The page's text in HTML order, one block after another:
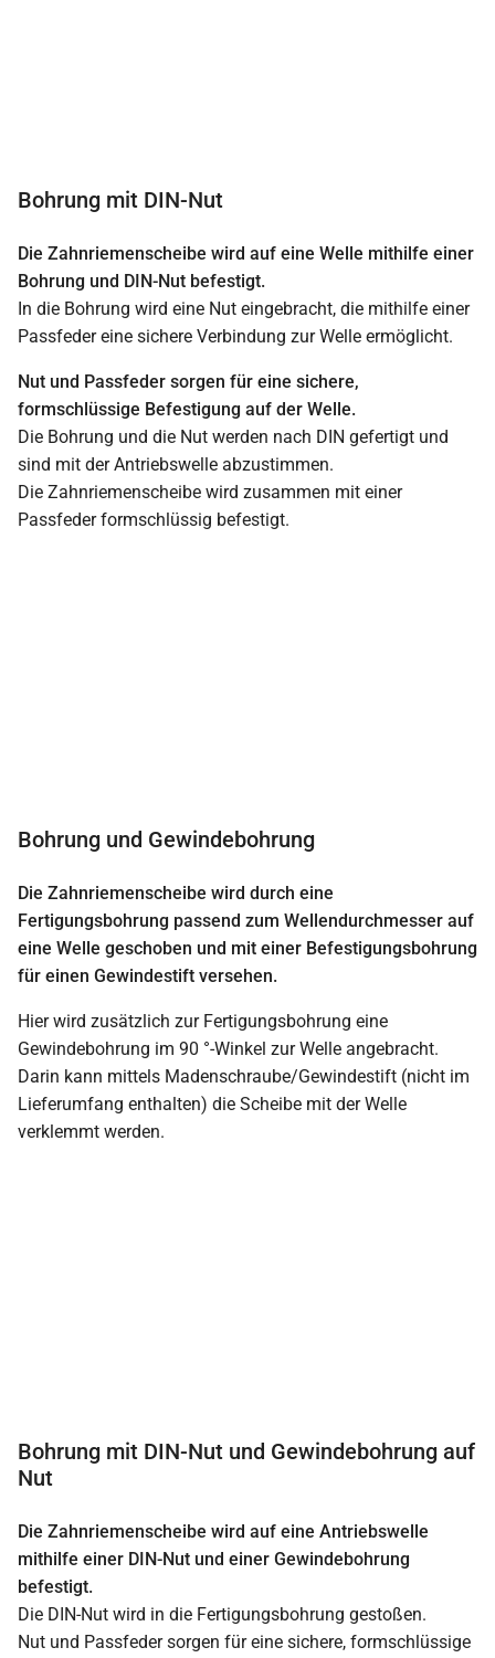
Bohrung mit DIN-Nut
Die Zahnriemenscheibe wird auf eine Welle mithilfe einer
Bohrung und DIN-Nut befestigt.
In die Bohrung wird eine Nut eingebracht, die mithilfe einer
Passfeder eine sichere Verbindung zur Welle ermöglicht.
Nut und Passfeder sorgen für eine sichere,
formschlüssige Befestigung auf der Welle.
Die Bohrung und die Nut werden nach DIN gefertigt und
sind mit der Antriebswelle abzustimmen.
Die Zahnriemenscheibe wird zusammen mit einer
Passfeder formschlüssig befestigt.
Bohrung und Gewindebohrung
Die Zahnriemenscheibe wird durch eine
Fertigungsbohrung passend zum Wellendurchmesser auf
eine Welle geschoben und mit einer Befestigungsbohrung
für einen Gewindestift versehen.
Hier wird zusätzlich zur Fertigungsbohrung eine
Gewindebohrung im 90 °-Winkel zur Welle angebracht.
Darin kann mittels Madenschraube/Gewindestift (nicht im
Lieferumfang enthalten) die Scheibe mit der Welle
verklemmt werden.
Bohrung mit DIN-Nut und Gewindebohrung auf
Nut
Die Zahnriemenscheibe wird auf eine Antriebswelle
mithilfe einer DIN-Nut und einer Gewindebohrung
befestigt.
Die DIN-Nut wird in die Fertigungsbohrung gestoßen.
Nut und Passfeder sorgen für eine sichere, formschlüssige